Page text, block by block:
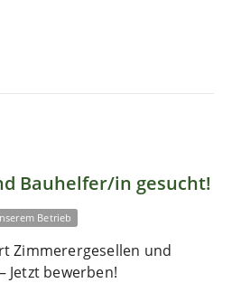
Bauhelfer/in gesucht!
Betrieb
Zimmerergesellen und
bewerben!